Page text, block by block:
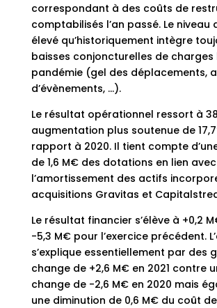
correspondant à des coûts de
comptabilisés l’an passé. Le niveau
élevé qu’historiquement intègre
baisses conjoncturelles de charges
pandémie (gel des déplacements,
d’évènements, …).
Le résultat opérationnel ressort à
augmentation plus soutenue de
rapport à 2020. Il tient compte
de 1,6 M€ des dotations en lien
l’amortissement des actifs
acquisitions Gravitas et
Le résultat financier s’élève à +0,2
-5,3 M€ pour l’exercice précédent.
s’explique essentiellement par des
change de +2,6 M€ en 2021 contre
change de -2,6 M€ en 2020 mais
une diminution de 0,6 M€ du coût de